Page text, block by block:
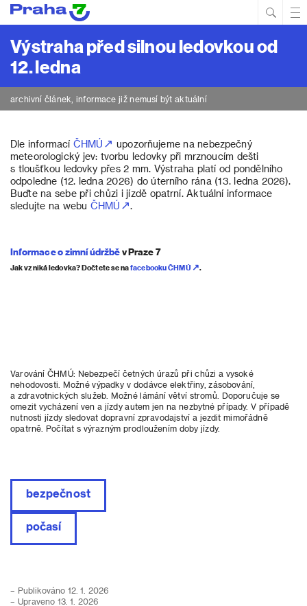
Výstraha před silnou ledovkou od
12. ledna
archivní článek, informace již nemusí být aktuální
Dle informací ČHMÚ
upozorňujeme na nebezpečný
meteorologický jev: tvorbu ledovky při mrznoucím dešti
s tloušťkou ledovky přes 2 mm. Výstraha platí od pondělního
odpoledne (12. ledna 2026) do úterního rána (13. ledna 2026).
Buďte na sebe při chůzi i jízdě opatrní. Aktuální informace
sledujte na webu ČHMÚ .
Informace o zimní údržběv Praze 7
Jak vzniká ledovka? Dočtete se nafacebooku ČHMÚ .
Varování ČHMÚ: Nebezpečí četných úrazů při chůzi a vysoké
nehodovosti. Možné výpadky v dodávce elektřiny, zásobování,
a zdravotnických služeb. Možné lámání větví stromů. Doporučuje se
omezit vycházení ven a jízdy autem jen na nezbytné případy. V případě
nutnosti jízdy sledovat dopravní zpravodajství a jezdit mimořádně
opatrně. Počítat s výrazným prodloužením doby jízdy.
bezpečnost
počasí
– Publikováno 12. 1. 2026
– Upraveno 13. 1. 2026